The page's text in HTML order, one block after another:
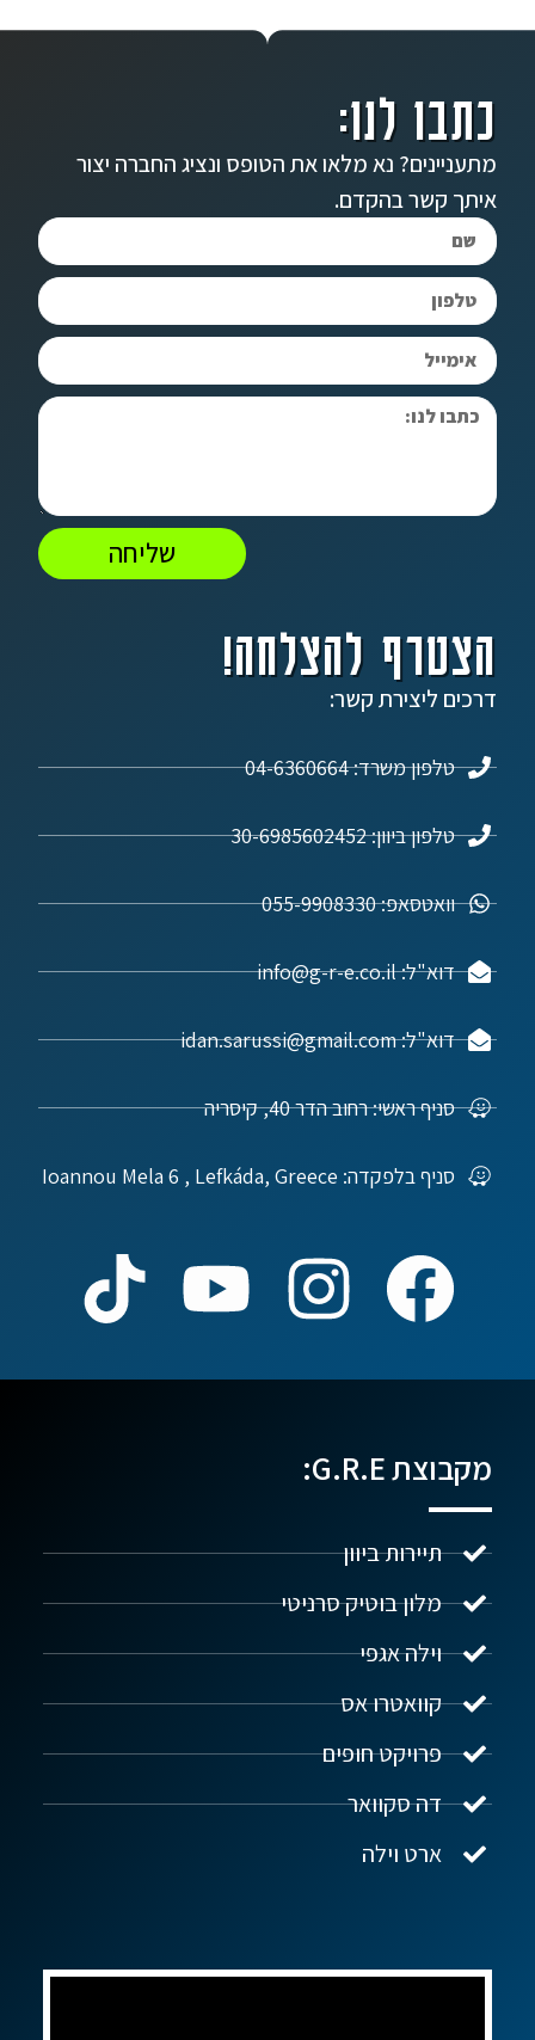
הצטרף להצלחה!
דרכים ליצירת קשר:
טלפון משרד: 04-6360664
טלפון ביוון: 30-6985602452
וואטסאפ: 055-9908330
דוא"ל: info@g-r-e.co.il
דוא"ל: idan.sarussi@gmail.com
סניף ראשי: רחוב הדר 40, קיסריה
סניף בלפקדה: Ioannou Mela 6 , Lefkáda, Greece
כתבו לנו:
מתעניינים? נא מלאו את הטופס ונציג החברה יצור
איתך קשר בהקדם.
שליחה
מקבוצת G.R.E:
תיירות ביוון
מלון בוטיק סרניטי
וילה אגפי
קוואטרו אס
פרויקט חופים
דה סקוואר
ארט וילה
נדל"ן ביוון G.R.E
שלום! איך אפשר לעזור?